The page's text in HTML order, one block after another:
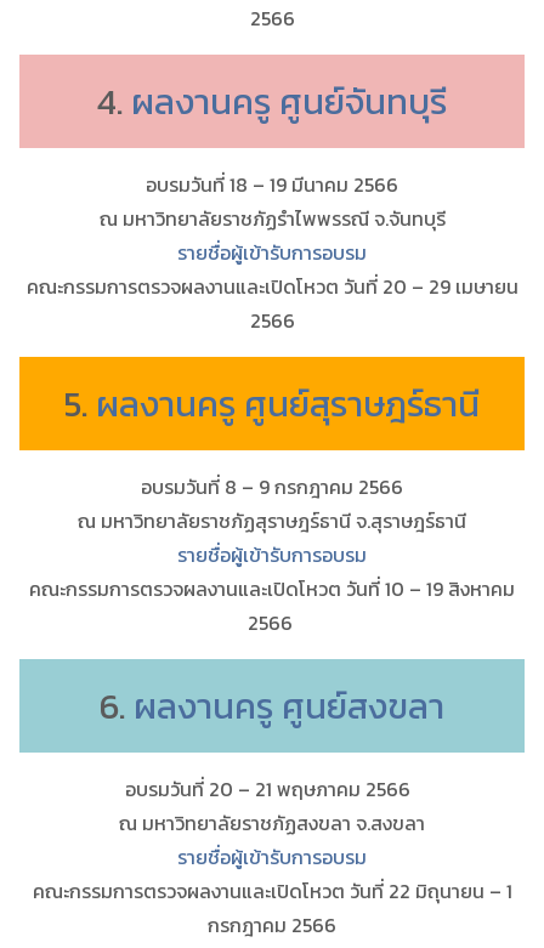
2566
4. ผลงานครู ศูนย์จันทบุรี
อบรมวันที่ 18 – 19 มีนาคม 2566
ณ มหาวิทยาลัยราชภัฏรำไพพรรณี จ.จันทบุรี
รายชื่อผู้เข้ารับการอบรม
คณะกรรมการตรวจผลงานและเปิดโหวต วันที่ 20 – 29 เมษายน
2566
5. ผลงานครู ศูนย์สุราษฎร์ธานี
อบรมวันที่ 8 – 9 กรกฎาคม 2566
ณ มหาวิทยาลัยราชภัฏสุราษฎร์ธานี จ.สุราษฎร์ธานี
รายชื่อผู้เข้ารับการอบรม
คณะกรรมการตรวจผลงานและเปิดโหวต วันที่ 10 – 19 สิงหาคม
2566
6. ผลงานครู ศูนย์สงขลา
อบรมวันที่ 20 – 21 พฤษภาคม 2566
ณ มหาวิทยาลัยราชภัฏสงขลา จ.สงขลา
รายชื่อผู้เข้ารับการอบรม
คณะกรรมการตรวจผลงานและเปิดโหวต วันที่ 22 มิถุนายน – 1
กรกฎาคม 2566